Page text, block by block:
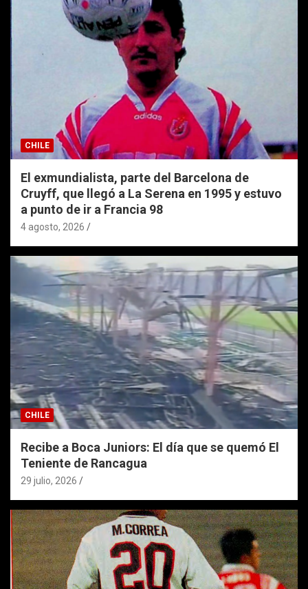
CHILE
El exmundialista, parte del Barcelona de
Cruyff, que llegó a La Serena en 1995 y estuvo
a punto de ir a Francia 98
4 agosto, 2026
CHILE
Recibe a Boca Juniors: El día que se quemó El
Teniente de Rancagua
29 julio, 2026